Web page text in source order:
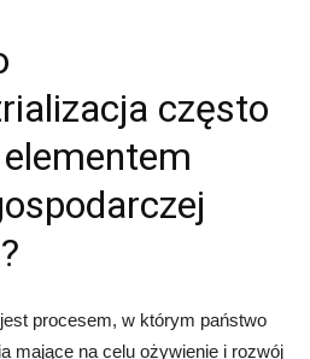
często
procesem, w którym państwo
mające na celu ożywienie i rozwój